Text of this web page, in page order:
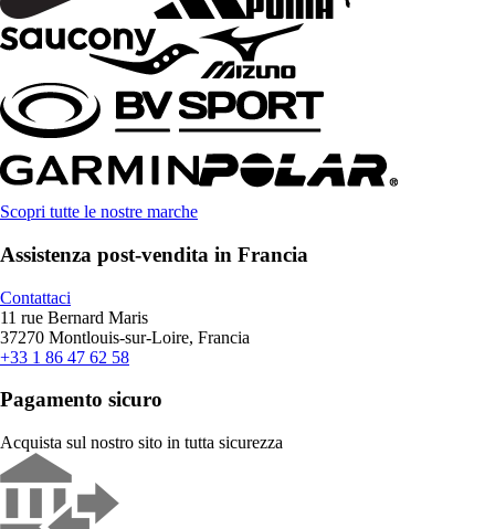
Scopri tutte le nostre marche
Assistenza post-vendita in Francia
Contattaci
11 rue Bernard Maris
37270 Montlouis-sur-Loire, Francia
+33 1 86 47 62 58
Pagamento sicuro
Acquista sul nostro sito in tutta sicurezza